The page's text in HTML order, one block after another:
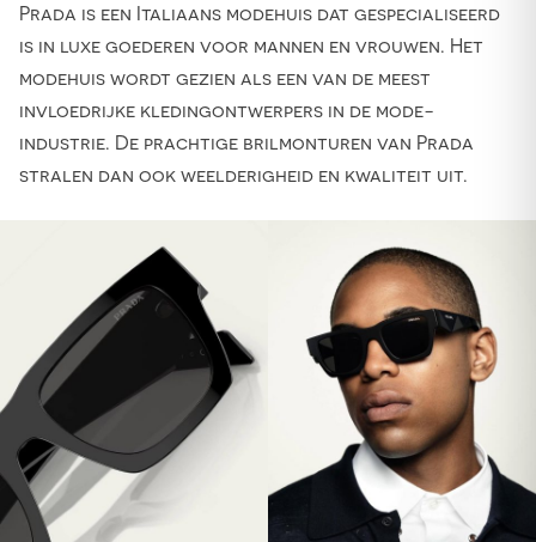
Prada is een Italiaans modehuis dat gespecialiseerd
is in luxe goederen voor mannen en vrouwen. Het
modehuis wordt gezien als een van de meest
invloedrijke kledingontwerpers in de mode-
industrie. De prachtige brilmonturen van Prada
stralen dan ook weelderigheid en kwaliteit uit.